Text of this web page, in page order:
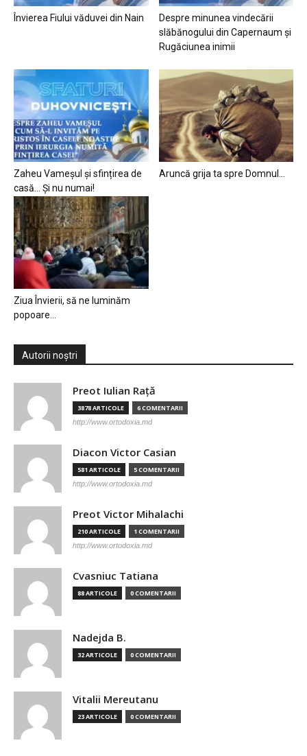
Învierea Fiului văduvei din Nain
Despre minunea vindecării
slăbănogului din Capernaum și
Rugăciunea inimii
Zaheu Vameșul și sfințirea de
casă… Și nu numai!
Aruncă grija ta spre Domnul…
Ziua Învierii, să ne luminăm
popoare…
Autorii noștri
Preot Iulian Raţă
3878 ARTICOLE 6 COMENTARII
http://www.ortodoxia.md
Diacon Victor Casian
581 ARTICOLE 5 COMENTARII
http://www.ortodoxia.md
Preot Victor Mihalachi
210 ARTICOLE 1 COMENTARII
http://www.ortodoxia.md
Cvasniuc Tatiana
88 ARTICOLE 0 COMENTARII
Nadejda B.
32 ARTICOLE 0 COMENTARII
Vitalii Mereutanu
23 ARTICOLE 0 COMENTARII